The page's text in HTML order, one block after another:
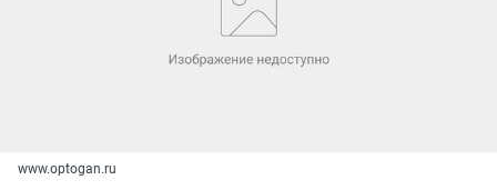
www.optogan.ru